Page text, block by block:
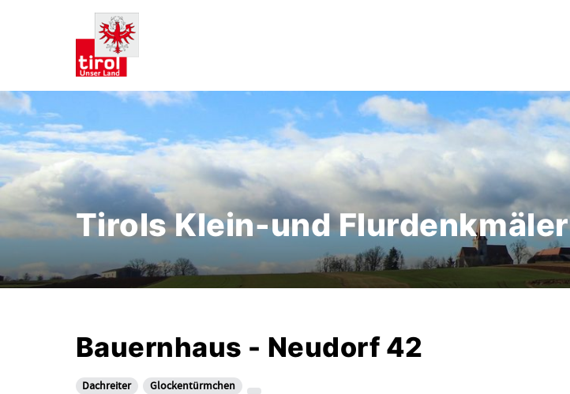
Tirols Klein-und Flurdenkmäler
Bauernhaus - Neudorf 42
Dachreiter Glockentürmchen